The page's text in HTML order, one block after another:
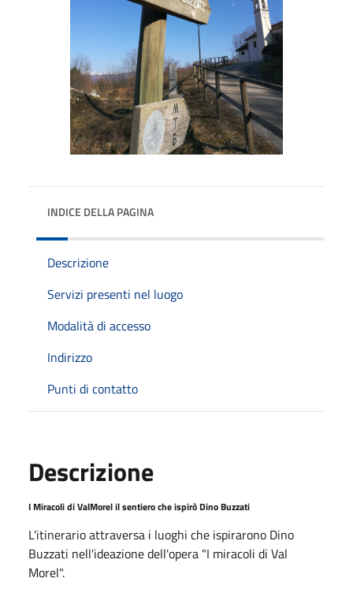
INDICE DELLA PAGINA
Descrizione
Servizi presenti nel luogo
Modalità di accesso
Indirizzo
Punti di contatto
Descrizione
I Miracoli di ValMorel il sentiero che ispirò Dino Buzzati
L'itinerario attraversa i luoghi che ispirarono Dino
Buzzati nell'ideazione dell'opera "I miracoli di Val
Morel".